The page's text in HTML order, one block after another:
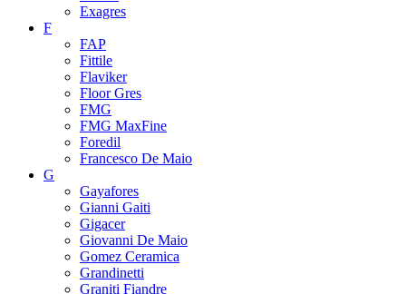
Exagres
F
FAP
Fittile
Flaviker
Floor Gres
FMG
FMG MaxFine
Foredil
Francesco De Maio
G
Gayafores
Gianni Gaiti
Gigacer
Giovanni De Maio
Gomez Ceramica
Grandinetti
Graniti Fiandre